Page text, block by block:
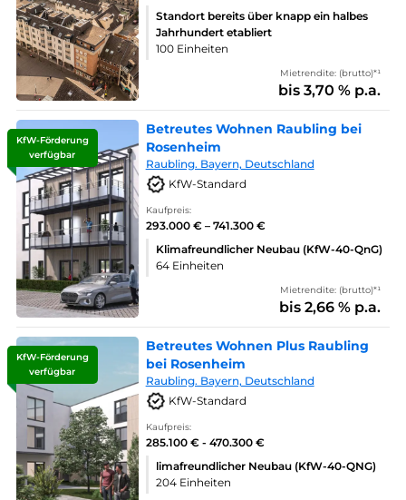
Standort bereits über knapp ein halbes
Jahrhundert etabliert
100 Einheiten
Mietrendite: (brutto)*¹
bis 3,70 % p.a.
KfW-Förderung
verfügbar
Betreutes Wohnen Raubling bei
Rosenheim
Raubling. Bayern, Deutschland
KfW-Standard
Kaufpreis:
293.000 € – 741.300 €
Klimafreundlicher Neubau (KfW-40-QnG)
64 Einheiten
Mietrendite: (brutto)*¹
bis 2,66 % p.a.
KfW-Förderung
verfügbar
Betreutes Wohnen Plus Raubling
bei Rosenheim
Raubling. Bayern, Deutschland
KfW-Standard
Kaufpreis:
285.100 € - 470.300 €
limafreundlicher Neubau (KfW-40-QNG)
204 Einheiten